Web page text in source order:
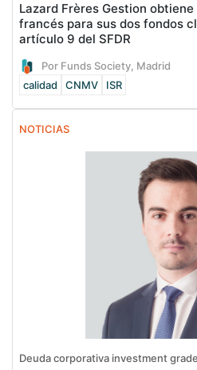
Lazard Frères Gestion
francés para sus dos fondos
artículo 9 del SFDR
Por Funds Society, Madrid
calidad
CNMV ISR
NOTICIAS
Deuda corporativa investment